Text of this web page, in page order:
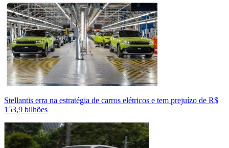
Stellantis erra na estratégia de carros elétricos e tem prejuízo de R$
153,9 bilhões